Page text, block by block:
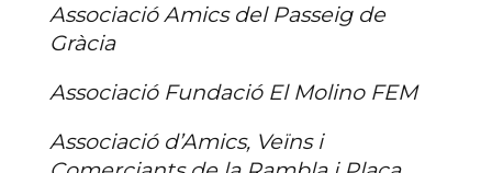
Associació Amics del Passeig de
Gràcia
Associació Fundació El Molino FEM
Associació d’Amics, Veïns i